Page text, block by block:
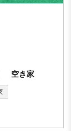
空き家